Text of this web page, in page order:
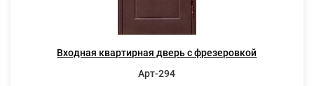
Входная квартирная дверь с фрезеровкой
Арт-294